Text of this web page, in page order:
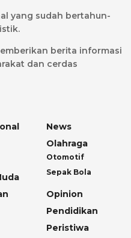
yang sudah bertahun-
berita informasi
dan cerdas
News
Olahraga
Otomotif
Sepak Bola
Opinion
Pendidikan
Peristiwa